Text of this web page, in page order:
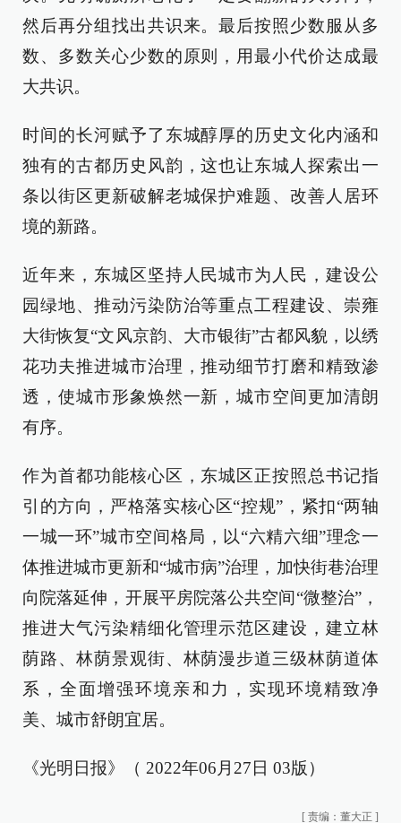
然后再分组找出共识来。最后按照少数服从多
数、多数关心少数的原则，用最小代价达成最
大共识。
时间的长河赋予了东城醇厚的历史文化内涵和
独有的古都历史风韵，这也让东城人探索出一
条以街区更新破解老城保护难题、改善人居环
境的新路。
近年来，东城区坚持人民城市为人民，建设公
园绿地、推动污染防治等重点工程建设、崇雍
大街恢复“文风京韵、大市银街”古都风貌，以绣
花功夫推进城市治理，推动细节打磨和精致渗
透，使城市形象焕然一新，城市空间更加清朗
有序。
作为首都功能核心区，东城区正按照总书记指
引的方向，严格落实核心区“控规”，紧扣“两轴
一城一环”城市空间格局，以“六精六细”理念一
体推进城市更新和“城市病”治理，加快街巷治理
向院落延伸，开展平房院落公共空间“微整治”，
推进大气污染精细化管理示范区建设，建立林
荫路、林荫景观街、林荫漫步道三级林荫道体
系，全面增强环境亲和力，实现环境精致净
美、城市舒朗宜居。
《光明日报》（ 2022年06月27日 03版）
[ 责编：董大正 ]